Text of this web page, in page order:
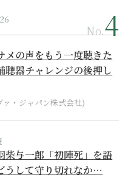
No.
メの声をもう一度聴きた
聴器チャレンジの後押し
ァ・ジャパン株式会社)
柴与一郎「初陣死」を語
うして守り切れなか…